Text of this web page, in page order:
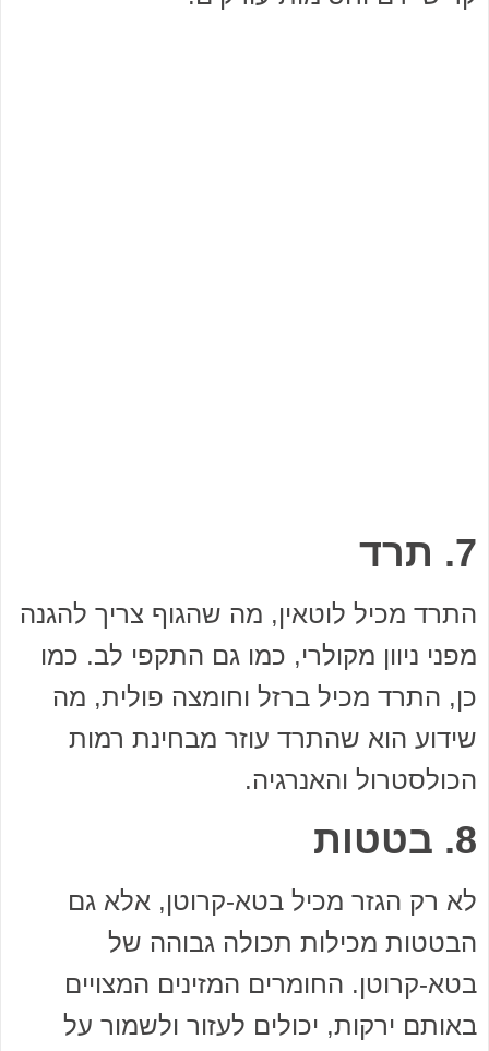
7. תרד
התרד מכיל לוטאין, מה שהגוף צריך להגנה
מפני ניוון מקולרי, כמו גם התקפי לב. כמו
כן, התרד מכיל ברזל וחומצה פולית, מה
שידוע הוא שהתרד עוזר מבחינת רמות
הכולסטרול והאנרגיה.
8. בטטות
לא רק הגזר מכיל בטא-קרוטן, אלא גם
הבטטות מכילות תכולה גבוהה של
בטא-קרוטן. החומרים המזינים המצויים
באותם ירקות, יכולים לעזור ולשמור על